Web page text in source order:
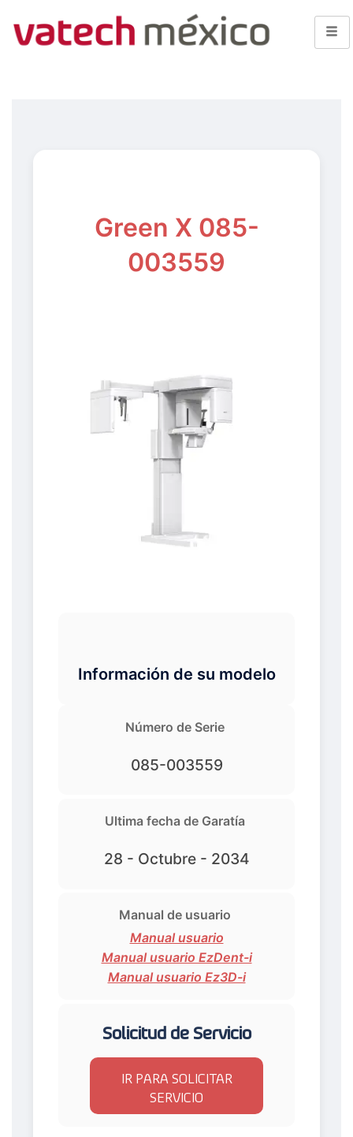
Green X 085-
003559
Información de su modelo
Número de Serie
085-003559
Ultima fecha de Garatía
28 - Octubre - 2034
Manual de usuario
Manual usuario
Manual usuario EzDent-i
Manual usuario Ez3D-i
Solicitud de Servicio
IR PARA SOLICITAR
SERVICIO